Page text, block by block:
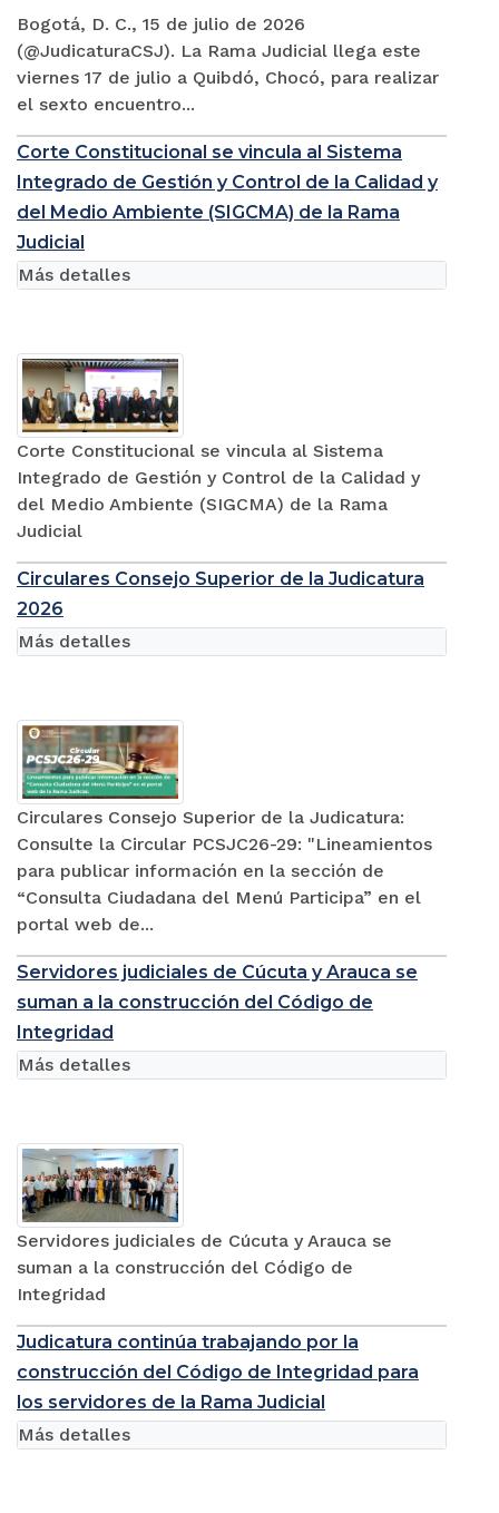
Bogotá, D. C., 15 de julio de 2026
(@JudicaturaCSJ). La Rama Judicial llega este
viernes 17 de julio a Quibdó, Chocó, para realizar
el sexto encuentro...
Corte Constitucional se vincula al Sistema
Integrado de Gestión y Control de la Calidad y
del Medio Ambiente (SIGCMA) de la Rama
Judicial
Corte Constitucional se vincula al Sistema
Integrado de Gestión y Control de la Calidad y
del Medio Ambiente (SIGCMA) de la Rama
Judicial
Más detalles
Circulares Consejo Superior de la Judicatura
2026
Circulares Consejo Superior de la Judicatura:
Consulte la Circular PCSJC26-29: "Lineamientos
para publicar información en la sección de
“Consulta Ciudadana del Menú Participa” en el
portal web de...
Más detalles
Servidores judiciales de Cúcuta y Arauca se
suman a la construcción del Código de
Integridad
Servidores judiciales de Cúcuta y Arauca se
suman a la construcción del Código de
Integridad
Más detalles
Judicatura continúa trabajando por la
construcción del Código de Integridad para
los servidores de la Rama Judicial
Más detalles